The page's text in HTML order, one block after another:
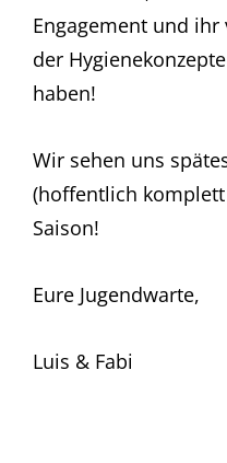
Engagement und
der
haben!
Wir sehen uns
(hoffentlich
Saison!
Eure Jugendwarte,
Luis & Fabi